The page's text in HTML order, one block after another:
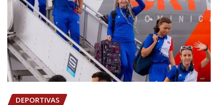
DEPORTIVAS